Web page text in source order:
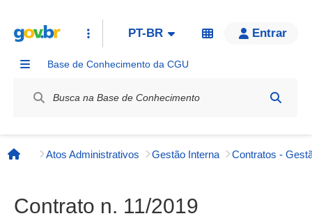
PT-BR Entrar
Base de Conhecimento da CGU
Página inicial
Atos Administrativos Gestão Interna Contratos -
Contrato n. 11/2019